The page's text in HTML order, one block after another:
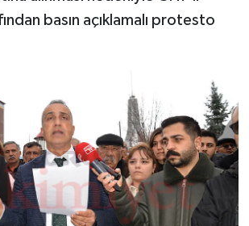
basın açıklamalı protesto